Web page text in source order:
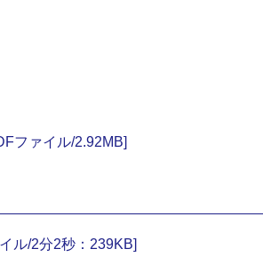
ファイル/2.92MB]
ル/2分2秒：239KB]